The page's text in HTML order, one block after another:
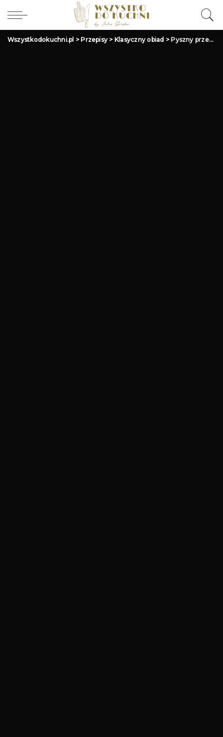
Wszystkodokuchni.pl > Przepisy> Klasyczny obiad > Pyszny przepis na klopsiki w sosie pomidorowym